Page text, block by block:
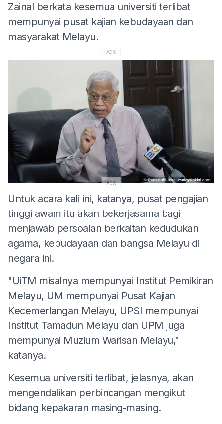
Zainal berkata kesemua universiti terlibat
mempunyai pusat kajian kebudayaan dan
masyarakat Melayu.
ADS
ADS
Untuk acara kali ini, katanya, pusat pengajian
tinggi awam itu akan bekerjasama bagi
menjawab persoalan berkaitan kedudukan
agama, kebudayaan dan bangsa Melayu di
negara ini.
"UiTM misalnya mempunyai Institut Pemikiran
Melayu, UM mempunyai Pusat Kajian
Kecemerlangan Melayu, UPSI mempunyai
Institut Tamadun Melayu dan UPM juga
mempunyai Muzium Warisan Melayu,"
katanya.
Kesemua universiti terlibat, jelasnya, akan
mengendalikan perbincangan mengikut
bidang kepakaran masing-masing.